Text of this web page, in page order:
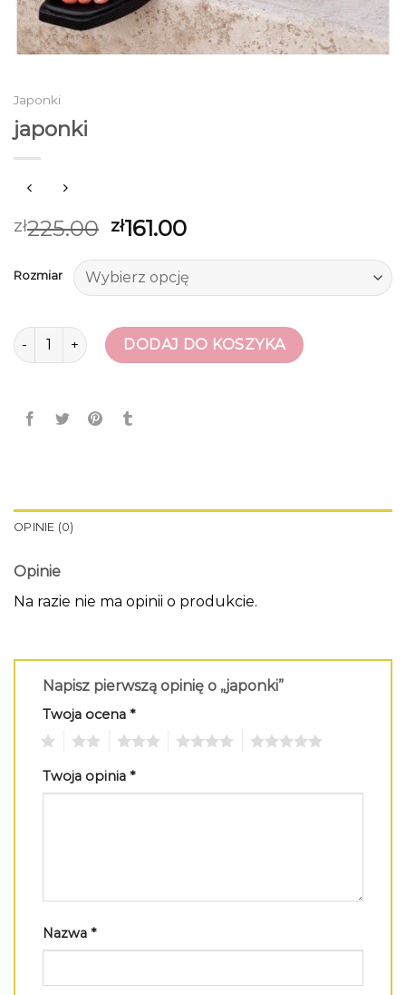
Japonki
japonki
zł225.00 zł161.00
Rozmiar
ilość japonki DODAJ DO KOSZYKA
OPINIE (0)
Opinie
Na razie nie ma opinii o produkcie.
Napisz pierwszą opinię o „japonki”
Twoja ocena *
Twoja opinia *
Nazwa *